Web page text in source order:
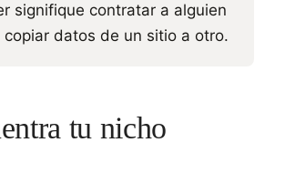
signifique contratar a alguien
copiar datos de un sitio a otro.
tu nicho